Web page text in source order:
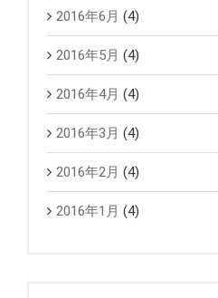
2016年6月 (4)
2016年5月 (4)
2016年4月 (4)
2016年3月 (4)
2016年2月 (4)
2016年1月 (4)